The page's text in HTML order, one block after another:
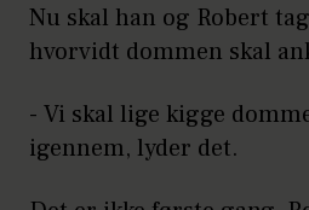
Nu skal han og Robert
hvorvidt dommen skal
- Vi skal lige kigge
igennem, lyder det.